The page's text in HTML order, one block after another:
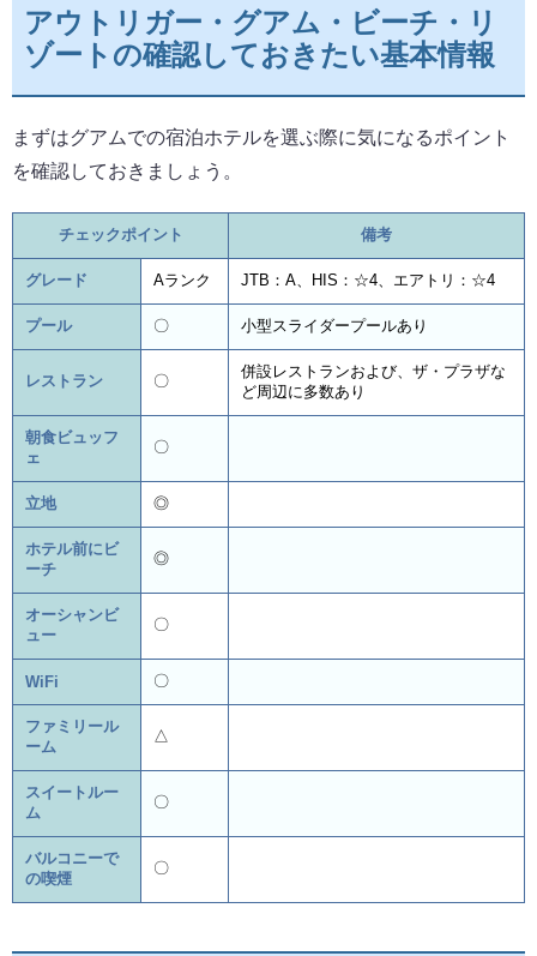
アウトリガー・グアム・ビーチ・リ
ゾートの確認しておきたい基本情報
まずはグアムでの宿泊ホテルを選ぶ際に気になるポイント
を確認しておきましょう。
チェックポイント 備考
グレード Aランク JTB：A、HIS：☆4、エアトリ：☆4
プール 〇 小型スライダープールあり
レストラン 〇
併設レストランおよび、ザ・プラザな
ど周辺に多数あり
朝食ビュッフ
ェ
〇
立地 ◎
ホテル前にビ
ーチ
◎
オーシャンビ
ュー
〇
WiFi 〇
ファミリール
ーム
△
スイートルー
ム
〇
バルコニーで
の喫煙
〇